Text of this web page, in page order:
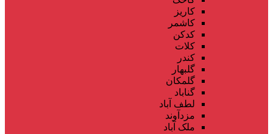
کاریز
کاشمر
کدکن
کلات
کندر
گلبهار
گلمکان
گناباد
لطف آباد
مزدآوند
ملک آباد